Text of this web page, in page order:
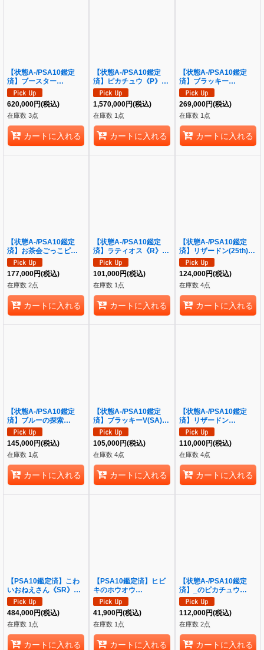
【状態A-/PSA10鑑定
済】ブースター
EX《RR》{007/032}[そ
の他]
620,000円(税込)
在庫数 3点
カートに入れる
【状態A-/PSA10鑑定
済】ピカチュウ《P》
{090/XY-P}[その他]
1,570,000円(税込)
在庫数 1点
カートに入れる
【状態A-/PSA10鑑定
済】ブラッキー
GX《SSR》{229/150}
[その他]
269,000円(税込)
在庫数 1点
カートに入れる
【状態A-/PSA10鑑定
済】お茶会ごっこピカチ
ュウ《P》{325/SM-P}
[その他]
177,000円(税込)
在庫数 2点
カートに入れる
【状態A-/PSA10鑑定
済】ラティオス《R》
{019/027}[CP2]
101,000円(税込)
在庫数 1点
カートに入れる
【状態A-/PSA10鑑定
済】リザードン(25th)
《P》{001/025}[その他]
124,000円(税込)
在庫数 4点
カートに入れる
【状態A-/PSA10鑑定
済】ブルーの探索
《SR》{196/173}[その
他]
145,000円(税込)
在庫数 1点
カートに入れる
【状態A-/PSA10鑑定
済】ブラッキーV(SA)
《SR》{085/069}[その
他]
105,000円(税込)
在庫数 4点
カートに入れる
【状態A-/PSA10鑑定
済】リザードン
ex【SAR】《-》
{201/165}[-]
110,000円(税込)
在庫数 4点
カートに入れる
【PSA10鑑定済】こわ
いおねえさん《SR》
{184/171}[その他]
484,000円(税込)
在庫数 1点
カートに入れる
【PSA10鑑定済】ヒビ
キのホウオウ
ex《SAR》{086/063}[-]
41,900円(税込)
在庫数 1点
カートに入れる
【状態A-/PSA10鑑定
済】_のピカチュウ
(25th)《P》{007/025}
[その他]
112,000円(税込)
在庫数 2点
カートに入れる